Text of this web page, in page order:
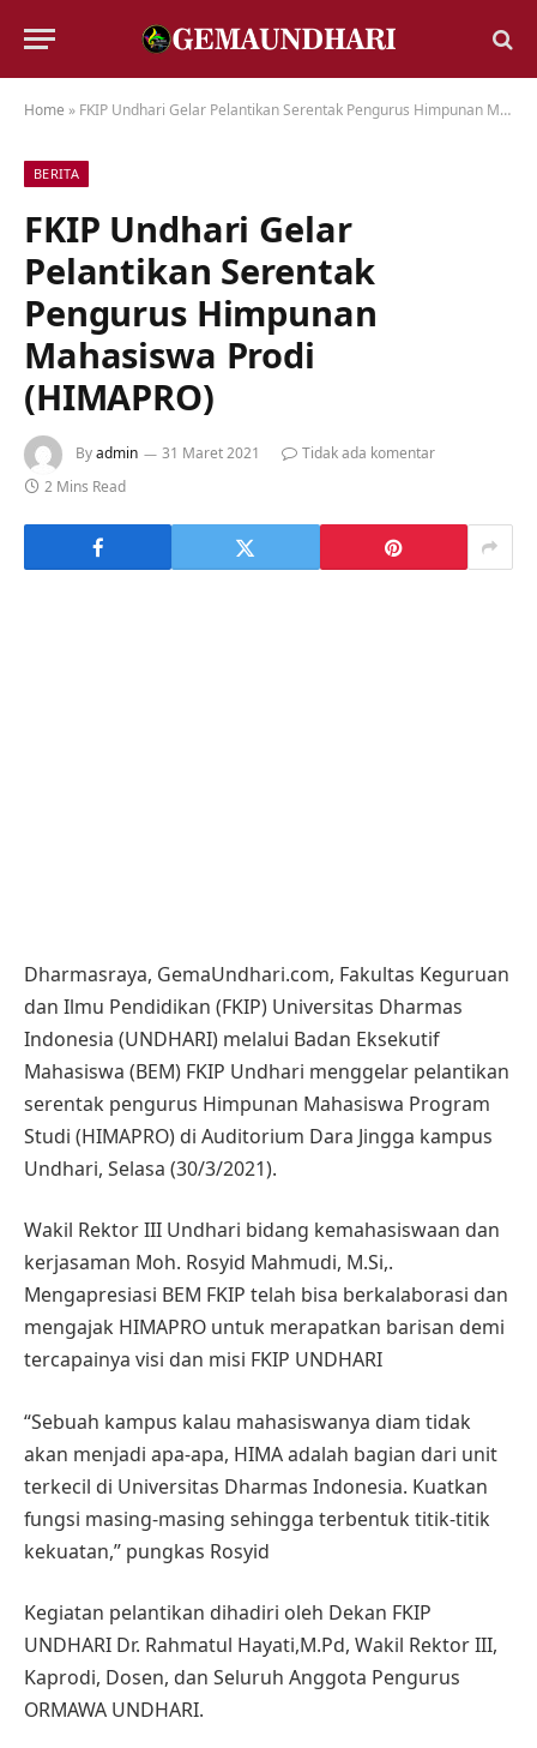
Home » FKIP Undhari Gelar Pelantikan Serentak Pengurus Himpunan Mahasiswa Prodi (HIMAPRO)
BERITA
FKIP Undhari Gelar
Pelantikan Serentak
Pengurus Himpunan
Mahasiswa Prodi
(HIMAPRO)
Byadmin 31 Maret 2021
Tidak ada komentar
2 Mins Read
Dharmasraya, GemaUndhari.com, Fakultas Keguruan
dan Ilmu Pendidikan (FKIP) Universitas Dharmas
Indonesia (UNDHARI) melalui Badan Eksekutif
Mahasiswa (BEM) FKIP Undhari menggelar pelantikan
serentak pengurus Himpunan Mahasiswa Program
Studi (HIMAPRO) di Auditorium Dara Jingga kampus
Undhari, Selasa (30/3/2021).
Wakil Rektor III Undhari bidang kemahasiswaan dan
kerjasaman Moh. Rosyid Mahmudi, M.Si,.
Mengapresiasi BEM FKIP telah bisa berkalaborasi dan
mengajak HIMAPRO untuk merapatkan barisan demi
tercapainya visi dan misi FKIP UNDHARI
“Sebuah kampus kalau mahasiswanya diam tidak
akan menjadi apa-apa, HIMA adalah bagian dari unit
terkecil di Universitas Dharmas Indonesia. Kuatkan
fungsi masing-masing sehingga terbentuk titik-titik
kekuatan,” pungkas Rosyid
Kegiatan pelantikan dihadiri oleh Dekan FKIP
UNDHARI Dr. Rahmatul Hayati,M.Pd, Wakil Rektor III,
Kaprodi, Dosen, dan Seluruh Anggota Pengurus
ORMAWA UNDHARI.